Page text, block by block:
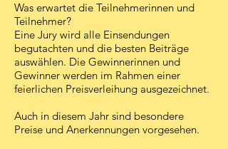
Was erwartet die Teilnehmerinnen und
Teilnehmer?
Eine Jury wird alle Einsendungen
begutachten und die besten Beiträge
auswählen. Die Gewinnerinnen und
Gewinner werden im Rahmen einer
feierlichen Preisverleihung ausgezeichnet.
Auch in diesem Jahr sind besondere
Preise und Anerkennungen vorgesehen.